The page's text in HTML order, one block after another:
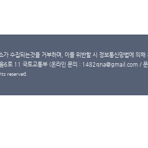
가 수집되는것을 거부하며, 이를 위반할 시 정보통신망법에 의
6로 11 국토교통부 (온라인 문의 : 1482qna@gmail.com /
reserved.